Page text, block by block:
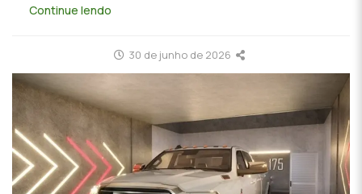
Continue lendo
30 de junho de 2026